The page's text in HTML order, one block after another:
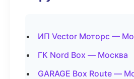
ИП Vector Моторс —
ГК Nord Box — Москва
GARAGE Box Route —